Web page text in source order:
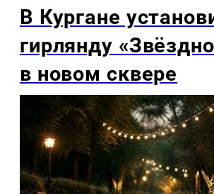
В Кургане
гирлянду
в новом сквере